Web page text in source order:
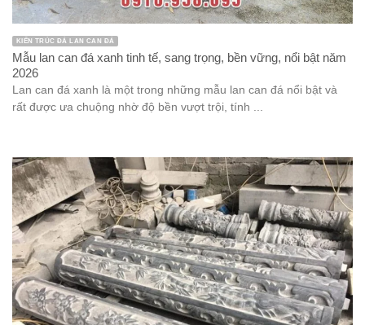
KIẾN TRÚC ĐÁ LAN CAN ĐÁ
Mẫu lan can đá xanh tinh tế, sang trọng, bền vững, nổi bật năm
2026
Lan can đá xanh là một trong những mẫu lan can đá nổi bật và
rất được ưa chuộng nhờ độ bền vượt trội, tính ...